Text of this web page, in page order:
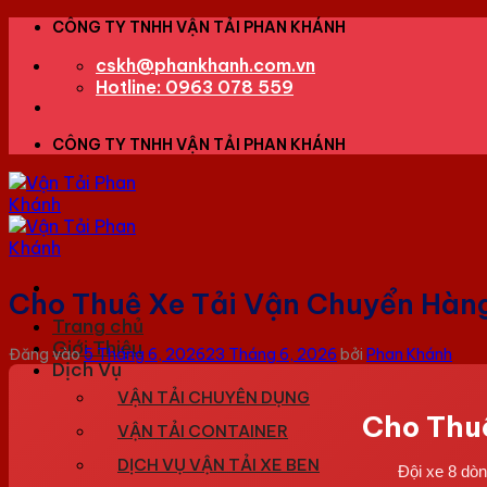
CÔNG TY TNHH VẬN TẢI PHAN KHÁNH
cskh@phankhanh.com.vn
Hotline: 0963 078 559
CÔNG TY TNHH VẬN TẢI PHAN KHÁNH
Trang chủ
Giới Thiệu
Dịch Vụ
VẬN TẢI CHUYÊN DỤNG
VẬN TẢI CONTAINER
DỊCH VỤ VẬN TẢI XE BEN
Cho Thuê Xe Tải Vận Chuyển
Đăng vào5 Tháng 6, 202623 Tháng 6, 2026 bởi Phan Khánh
Cho
Đội xe 8